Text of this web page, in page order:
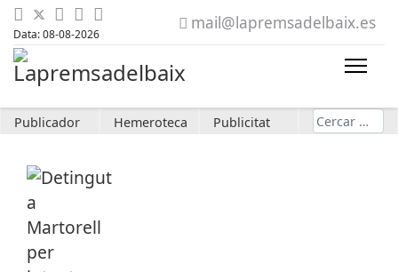
Data: 08-08-2026
mail@lapremsadelbaix.es
Publicador Hemeroteca Publicitat Cerca